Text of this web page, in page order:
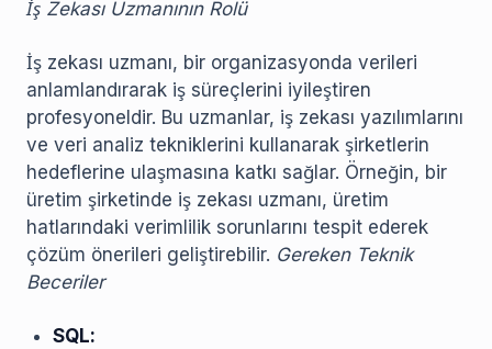
İş Zekası Uzmanının Rolü
İş zekası uzmanı, bir organizasyonda verileri
anlamlandırarak iş süreçlerini iyileştiren
profesyoneldir. Bu uzmanlar, iş zekası yazılımlarını
ve veri analiz tekniklerini kullanarak şirketlerin
hedeflerine ulaşmasına katkı sağlar. Örneğin, bir
üretim şirketinde iş zekası uzmanı, üretim
hatlarındaki verimlilik sorunlarını tespit ederek
çözüm önerileri geliştirebilir. Gereken Teknik
Beceriler
SQL: